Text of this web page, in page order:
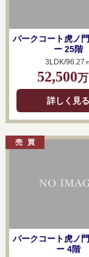
パークコート虎ノ
ー 25階
3LDK/96.27
52,500
詳しく見る
パークコート虎ノ
ー 4階